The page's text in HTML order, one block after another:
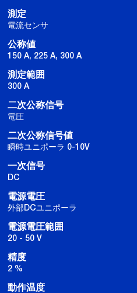
測定
電流センサ
公称値
150 A, 225 A, 300 A
測定範囲
300 A
二次公称信号
電圧
二次公称信号値
瞬時ユニポーラ 0-10V
一次信号
DC
電源電圧
外部DCユニポーラ
電源電圧範囲
20 - 50 V
精度
2 %
動作温度